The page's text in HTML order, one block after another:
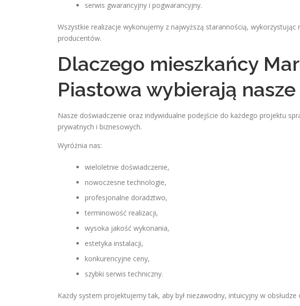
serwis gwarancyjny i pogwarancyjny.
Wszystkie realizacje wykonujemy z najwyższą starannością,
producentów.
Dlaczego mieszkańcy
Piastowa wybierają nasze
Nasze doświadczenie oraz indywidualne podejście do każdego projektu
prywatnych i biznesowych.
Wyróżnia nas:
wieloletnie doświadczenie,
nowoczesne technologie,
profesjonalne doradztwo,
terminowość realizacji,
wysoka jakość wykonania,
estetyka instalacji,
konkurencyjne ceny,
szybki serwis techniczny.
Każdy system projektujemy tak, aby był niezawodny, intuicyjny w